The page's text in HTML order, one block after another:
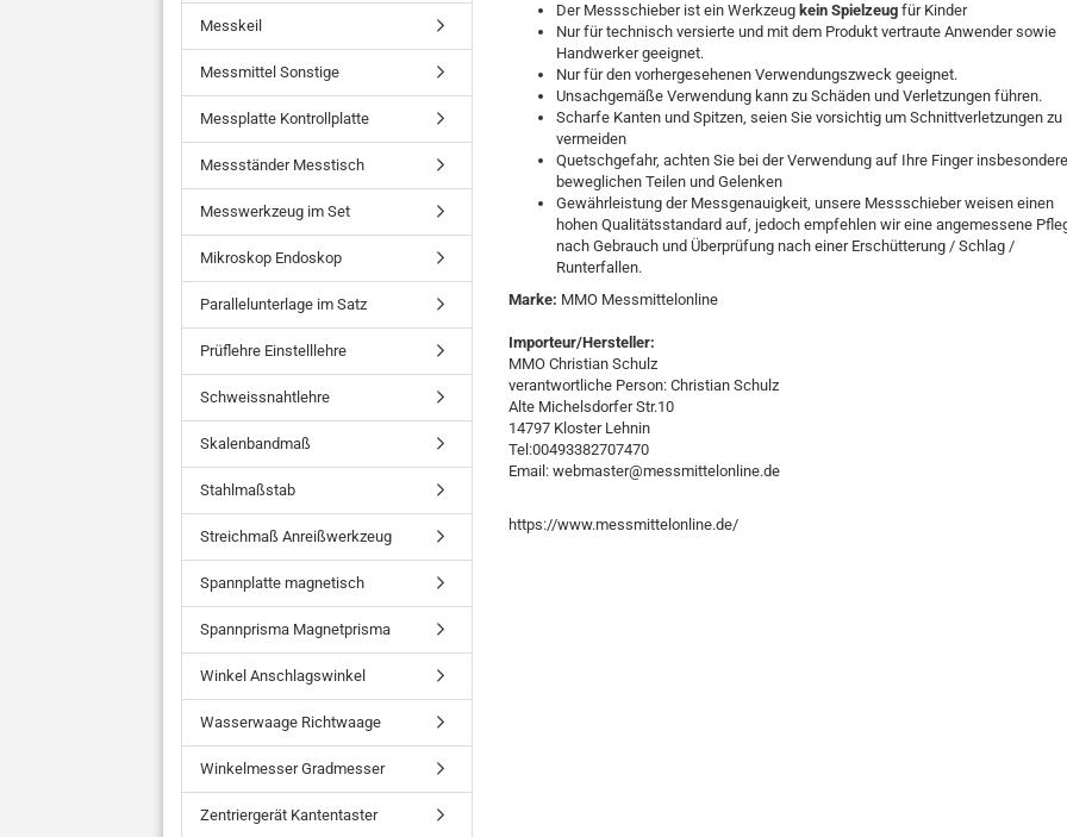
Der Messschieber ist ein Werkzeug kein Spielzeug für Kinder
Nur für technisch versierte und mit dem Produkt vertraute Anwender sowie
Handwerker geeignet.
Nur für den vorhergesehenen Verwendungszweck geeignet.
Unsachgemäße Verwendung kann zu Schäden und Verletzungen führen.
Scharfe Kanten und Spitzen, seien Sie vorsichtig um Schnittverletzungen zu
vermeiden
Quetschgefahr, achten Sie bei der Verwendung auf Ihre Finger
beweglichen Teilen und Gelenken
Gewährleistung der Messgenauigkeit, unsere Messschieber weisen einen
hohen Qualitätsstandard auf, jedoch empfehlen wir eine angemessene
nach Gebrauch und Überprüfung nach einer Erschütterung / Schlag /
Runterfallen.
Marke: MMO Messmittelonline
Importeur/Hersteller:
MMO Christian Schulz
verantwortliche Person: Christian Schulz
Alte Michelsdorfer Str.10
14797 Kloster Lehnin
Tel:00493382707470
Email: webmaster@messmittelonline.de
https://www.messmittelonline.de/
Messkeil
Messmittel Sonstige
Messplatte Kontrollplatte
Messständer Messtisch
Messwerkzeug im Set
Mikroskop Endoskop
Parallelunterlage im Satz
Prüflehre Einstelllehre
Schweissnahtlehre
Skalenbandmaß
Stahlmaßstab
Streichmaß Anreißwerkzeug
Spannplatte magnetisch
Spannprisma Magnetprisma
Winkel Anschlagswinkel
Wasserwaage Richtwaage
Winkelmesser Gradmesser
Zentriergerät Kantentaster